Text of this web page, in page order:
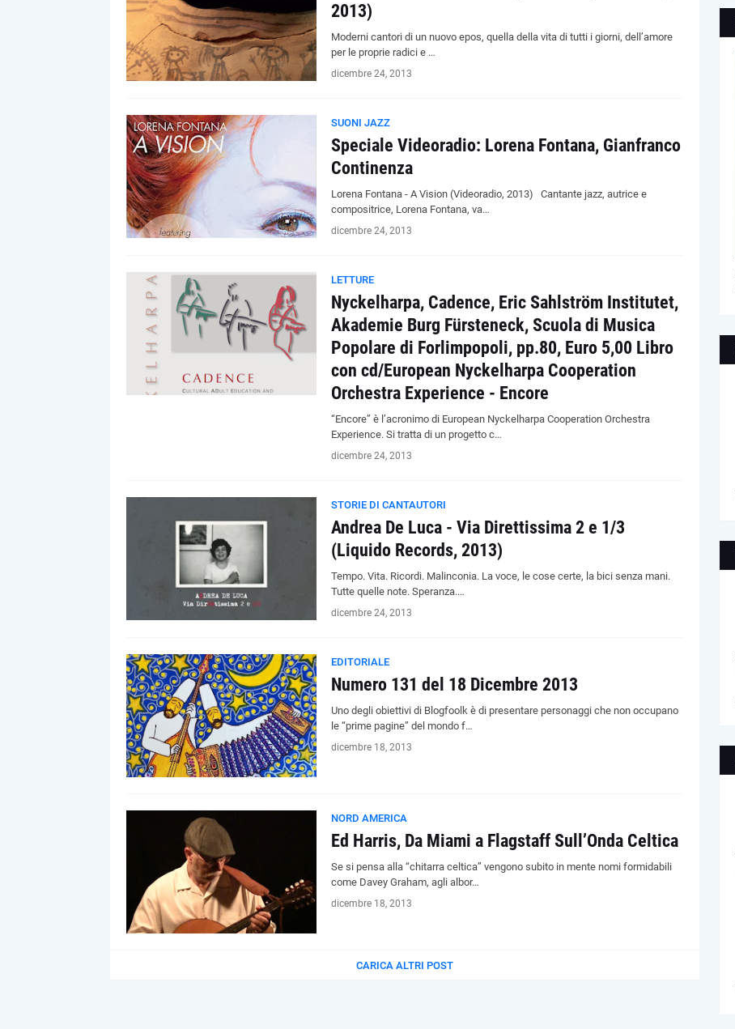
2013)
Moderni cantori di un nuovo epos, quella della vita di tutti i giorni, dell’amore
per le proprie radici e …
dicembre 24, 2013
SUONI JAZZ
Speciale Videoradio: Lorena Fontana, Gianfranco
Continenza
Lorena Fontana - A Vision (Videoradio, 2013) Cantante jazz, autrice e
compositrice, Lorena Fontana, va…
dicembre 24, 2013
LETTURE
Nyckelharpa, Cadence, Eric Sahlström Institutet,
Akademie Burg Fürsteneck, Scuola di Musica
Popolare di Forlimpopoli, pp.80, Euro 5,00 Libro
con cd/European Nyckelharpa Cooperation
Orchestra Experience - Encore
“Encore” è l’acronimo di European Nyckelharpa Cooperation Orchestra
Experience. Si tratta di un progetto c…
dicembre 24, 2013
STORIE DI CANTAUTORI
Andrea De Luca - Via Direttissima 2 e 1/3
(Liquido Records, 2013)
Tempo. Vita. Ricordi. Malinconia. La voce, le cose certe, la bici senza mani.
Tutte quelle note. Speranza.…
dicembre 24, 2013
EDITORIALE
Numero 131 del 18 Dicembre 2013
Uno degli obiettivi di Blogfoolk è di presentare personaggi che non occupano
le “prime pagine” del mondo f…
dicembre 18, 2013
NORD AMERICA
Ed Harris, Da Miami a Flagstaff Sull’Onda Celtica
Se si pensa alla “chitarra celtica” vengono subito in mente nomi formidabili
come Davey Graham, agli albor…
dicembre 18, 2013
CARICA ALTRI POST